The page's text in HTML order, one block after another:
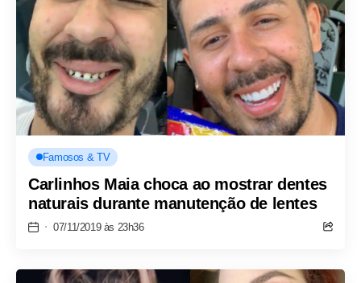
Famosos & TV
Carlinhos Maia choca ao mostrar dentes
naturais durante manutenção de lentes
07/11/2019 às 23h36